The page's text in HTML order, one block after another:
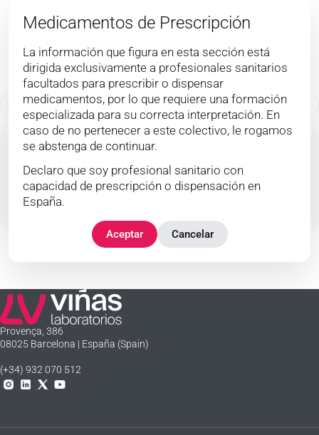
prescripción
Cabello y uñas Piel Dolor
Ver producto
Medicamentos de Prescripción
La información que figura en esta sección está
dirigida exclusivamente a profesionales sanitarios
facultados para prescribir o dispensar
medicamentos, por lo que requiere una formación
especializada para su correcta interpretación. En
caso de no pertenecer a este colectivo, le rogamos
se abstenga de continuar.
Declaro que soy profesional sanitario con
capacidad de prescripción o dispensación en
España.
Aceptar Cancelar
Laboratorios Viñas
Provença, 386
08025 Barcelona | España (Spain)
(+34) 932 070 512
Instagram
Linkedln
X YouTube